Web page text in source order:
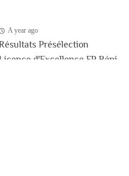
2024-2025